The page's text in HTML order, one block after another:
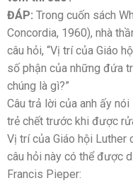
ĐÁP: Trong cuốn sách
Concordia, 1960), nhà
câu hỏi, “Vị trí của Giáo
số phận của những đứa
chúng là gì?”
Câu trả lời của anh ấy
trẻ chết trước khi được
Vị trí của Giáo hội Luther
câu hỏi này có thể được
Francis Pieper: